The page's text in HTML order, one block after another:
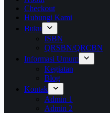
Checkout
Hubungi Kami
Buku
ISBN
QRSBN/QRCBN
Informasi Umum
Kegiatan
Blog
Kontak
Admin 1
Admin 2